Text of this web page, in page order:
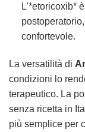
L’*etoricoxib*
confortevole.
La versatilità di
condizioni lo
terapeutico. La
senza ricetta in
più semplice per